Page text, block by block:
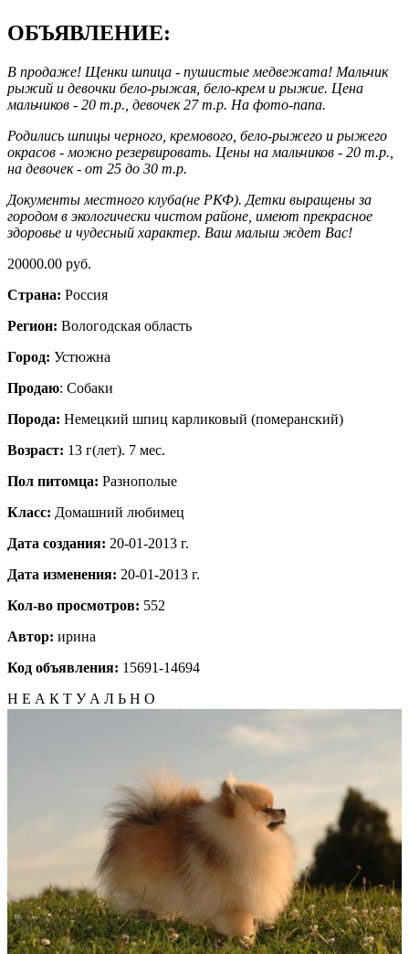
ОБЪЯВЛЕНИЕ:
В продаже! Щенки шпица - пушистые медвежата! Мальчик
рыжий и девочки бело-рыжая, бело-крем и рыжие. Цена
мальчиков - 20 т.р., девочек 27 т.р. На фото-папа.
Родились шпицы черного, кремового, бело-рыжего и рыжего
окрасов - можно резервировать. Цены на мальчиков - 20 т.р.,
на девочек - от 25 до 30 т.р.
Документы местного клуба(не РКФ). Детки выращены за
городом в экологически чистом районе, имеют прекрасное
здоровье и чудесный характер. Ваш малыш ждет Вас!
20000.00 руб.
Страна: Россия
Регион: Вологодская область
Город: Устюжна
Продаю: Собаки
Порода: Немецкий шпиц карликовый (померанский)
Возраст: 13 г(лет). 7 мес.
Пол питомца: Разнополые
Класс: Домашний любимец
Дата создания: 20-01-2013 г.
Дата изменения: 20-01-2013 г.
Кол-во просмотров: 552
Автор: ирина
Код объявления: 15691-14694
Н Е А К Т У А Л Ь Н О